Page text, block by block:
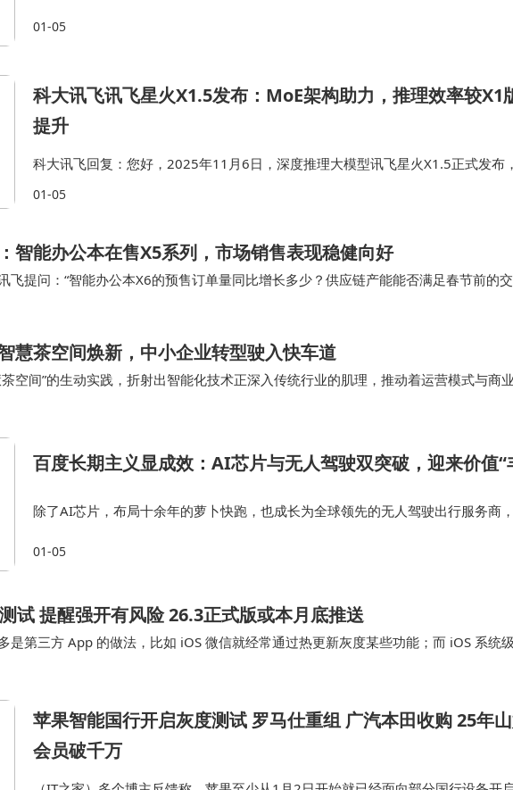
倍。贵司主要核心技术是闭源的，…
01-05
科大讯飞讯飞星火X1.5发布：MoE架构助力，推理效率较X1
提升
科大讯飞回复：您好，2025年11月6日，深度推理大模型讯飞星火X1.5正式发布
算力平台上攻克MoE模型全链路训练效率，在模型参数小一倍的情况下对标国外领
01-05
智能办公本在售X5系列，市场销售表现稳健向好
飞提问：“智能办公本X6的预售订单量同比增长多少？供应链产能能否满足春节前的
回应称：“您好，讯飞智能办公本目前最新在售型号为 X5 系列，该系列产…
慧茶空间焕新，中小企业转型驶入快车道
空间”的生动实践，折射出智能化技术正深入传统行业的肌理，推动着运营模式与商
化方案的布局，则清晰展现了以平台化和场景化赋能中小企业的可行…
百度长期主义显成效：AI芯片与无人驾驶双突破，迎来价值“
除了AI芯片，布局十余年的萝卜快跑，也成长为全球领先的无人驾驶出行服务商
改变城市交通的想象力。 在我国互联网企业…
01-05
试 提醒强开有风险 26.3正式版或本月底推送
是第三方 App 的做法，比如 iOS 微信就经常通过热更新灰度某些功能；而 iOS 系统
而不是悄悄下发给部分用户。 综合来看更大的可…
苹果智能国行开启灰度测试 罗马仕重组 广汽本田收购 25年
会员破千万